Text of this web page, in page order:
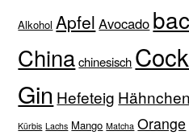
Alkohol Apfel Avocado
China chinesisch
Gin Hefeteig Hähnchen
Kürbis Lachs Mango Matcha Orange